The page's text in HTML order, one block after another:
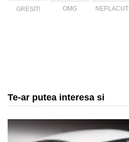
GRESIT! OMG NEPLACUT
Te-ar putea interesa si